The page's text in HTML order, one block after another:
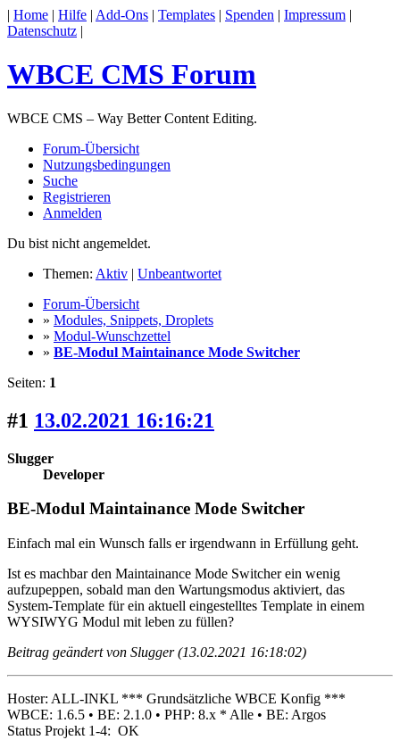
| Home | Hilfe | Add-Ons | Templates | Spenden | Impressum |
Datenschutz |
WBCE CMS Forum
WBCE CMS – Way Better Content Editing.
Forum-Übersicht
Nutzungsbedingungen
Suche
Registrieren
Anmelden
Du bist nicht angemeldet.
Themen: Aktiv | Unbeantwortet
Forum-Übersicht
» Modules, Snippets, Droplets
» Modul-Wunschzettel
» BE-Modul Maintainance Mode Switcher
Seiten: 1
#1 13.02.2021 16:16:21
Slugger
Developer
BE-Modul Maintainance Mode Switcher
Einfach mal ein Wunsch falls er irgendwann in Erfüllung geht.
Ist es machbar den Maintainance Mode Switcher ein wenig
aufzupeppen, sobald man den Wartungsmodus aktiviert, das
System-Template für ein aktuell eingestelltes Template in einem
WYSIWYG Modul mit leben zu füllen?
Beitrag geändert von Slugger (13.02.2021 16:18:02)
Hoster: ALL-INKL *** Grundsätzliche WBCE Konfig ***
WBCE: 1.6.5 • BE: 2.1.0 • PHP: 8.x * Alle • BE: Argos
Status Projekt 1-4: OK